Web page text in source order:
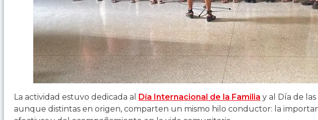
La actividad estuvo dedicada al Día Internacional de la Familia y al Día de
aunque distintas en origen, comparten un mismo hilo conductor: la